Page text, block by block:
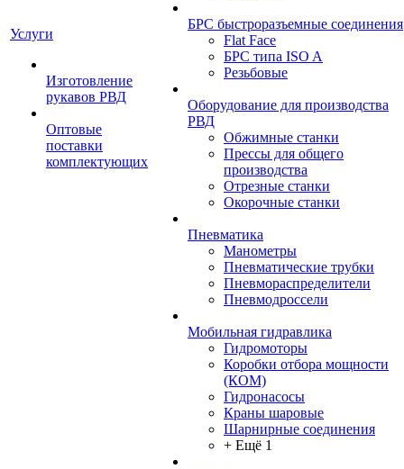
Услуги
Изготовление
рукавов РВД
Оптовые
поставки
комплектующих
БРС быстроразъемные соединения
Flat Face
БРС типа ISO A
Резьбовые
Оборудование для производства
РВД
Обжимные станки
Прессы для общего
производства
Отрезные станки
Окорочные станки
Пневматика
Манометры
Пневматические трубки
Пневмораспределители
Пневмодроссели
Мобильная гидравлика
Гидромоторы
Коробки отбора мощности
(КОМ)
Гидронасосы
Краны шаровые
Шарнирные соединения
+ Ещё 1